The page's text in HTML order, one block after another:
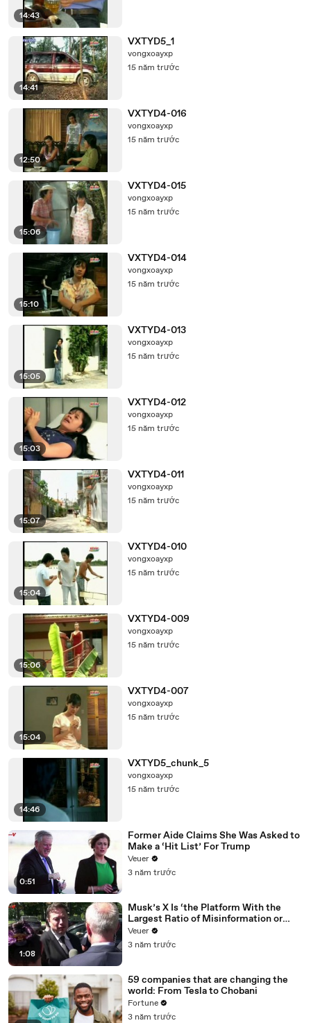
14:43
14:41
VXTYD5_1
vongxoayxp
15 năm trước
12:50
VXTYD4-016
vongxoayxp
15 năm trước
15:06
VXTYD4-015
vongxoayxp
15 năm trước
15:10
VXTYD4-014
vongxoayxp
15 năm trước
15:05
VXTYD4-013
vongxoayxp
15 năm trước
15:03
VXTYD4-012
vongxoayxp
15 năm trước
15:07
VXTYD4-011
vongxoayxp
15 năm trước
15:04
VXTYD4-010
vongxoayxp
15 năm trước
15:06
VXTYD4-009
vongxoayxp
15 năm trước
15:04
VXTYD4-007
vongxoayxp
15 năm trước
14:46
VXTYD5_chunk_5
vongxoayxp
15 năm trước
0:51
Former Aide Claims She Was Asked to
Make a ‘Hit List’ For Trump
Veuer
3 năm trước
1:08
Musk’s X Is ‘the Platform With the
Largest Ratio of Misinformation or
Disinformation’ Amongst All Social
Media Platforms
Veuer
3 năm trước
59 companies that are changing the
world: From Tesla to Chobani
Fortune
3 năm trước